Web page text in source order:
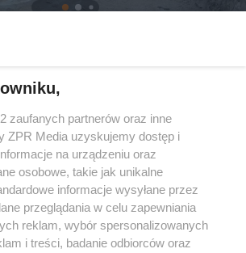
zaufanych partnerów oraz inne
ZPR Media uzyskujemy dostęp i
na urządzeniu oraz
osobowe, takie jak unikalne
informacje wysyłane przez
przeglądania w celu zapewniania
reklam, wybór spersonalizowanych
i treści, badanie odbiorców oraz